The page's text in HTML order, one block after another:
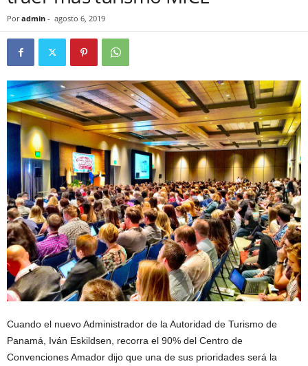
Por admin - agosto 6, 2019
Cuando el nuevo Administrador de la Autoridad de Turismo de
Panamá, Iván Eskildsen, recorra el 90% del Centro de
Convenciones Amador dijo que una de sus prioridades será la